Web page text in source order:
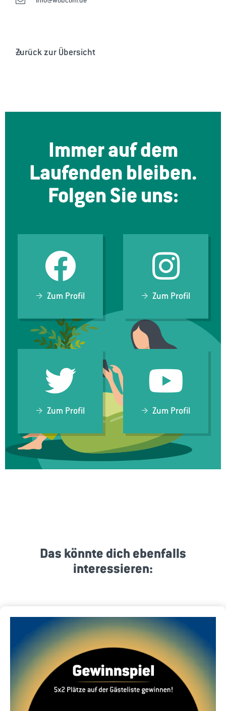
Zurück zur Übersicht
Immer auf dem
Laufenden bleiben.
Folgen Sie uns:
Zum Profil Zum Profil
Zum Profil Zum Profil
Das könnte dich ebenfalls
interessieren: